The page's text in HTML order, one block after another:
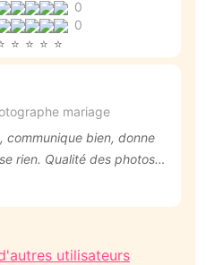
0
0
mariage
communique bien, donne
rien. Qualité des photos
! Post traitement très
utilisateurs